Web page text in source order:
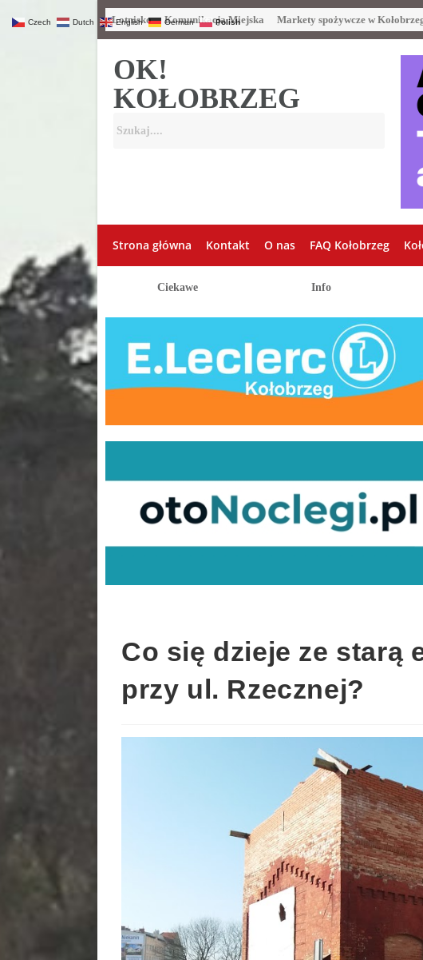
Lotnisko Komunikacja Miejska Markety spożywcze w
OK!
KOŁOBRZEG
Strona główna Kontakt O nas FAQ Kołobrzeg
Ciekawe Info
Co się dzieje ze starą
przy ul. Rzecznej?
Czech Dutch English German Polish